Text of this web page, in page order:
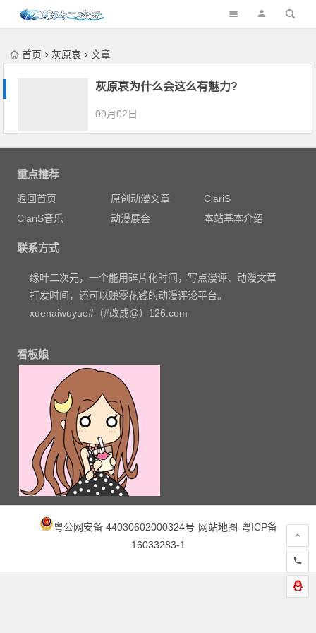
首页 灰原哀 文章
灰原哀为什么会这么有魅力?
09月02日
重点推荐
返回首页 原创动漫文章
ClariS
ClariS音乐
动漫展会 本站基本介绍
联系方式
缘叶二次元，一个能用碎片化时间，写点漫评、动漫文章
打发时间，还可以赚零花钱的动漫评论平台。
xuenaiwuyue#（#改成@）126.com
看板娘
粤公网安备 44030602000324号-网站地图-粤ICP备
16033283-1